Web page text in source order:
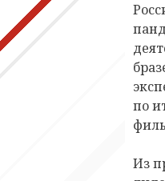
по
Из